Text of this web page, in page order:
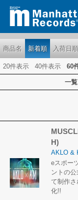
商品名 新着順 入荷日順
20件表示 40件表示 60
一覧
H)
AKLO &
eスポー
ントの
て制作
化!!